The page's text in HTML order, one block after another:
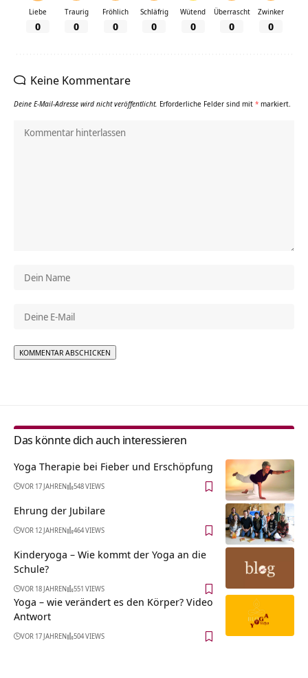
Liebe
0
Traurig
0
Fröhlich
0
Schläfrig
0
Wütend
0
Überrascht
0
Zwinker
0
Keine Kommentare
Deine E-Mail-Adresse wird nicht veröffentlicht. Erforderliche Felder sind mit * markiert.
Das könnte dich auch interessieren
Yoga Therapie bei Fieber und Erschöpfung
VOR 17 JAHREN 548 VIEWS
Ehrung der Jubilare
VOR 12 JAHREN 464 VIEWS
Kinderyoga – Wie kommt der Yoga an die
Schule?
VOR 18 JAHREN 551 VIEWS
Yoga – wie verändert es den Körper? Video
Antwort
VOR 17 JAHREN 504 VIEWS